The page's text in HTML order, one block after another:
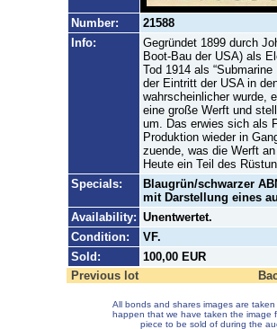
Number:
21588
Info:
Gegründet 1899 durch
Boot-Bau der USA) als
Tod 1914 als
der Eintritt der USA in
wahrscheinlicher wurde,
eine große Werft und
um. Das erwies sich als
Produktion wieder in
zuende, was die Werft
Heute ein Teil des
Specials:
Blaugrün/schwarzer
mit Darstellung eines
Availability: Unentwertet.
Condition:
VF.
Sold:
100,00 EUR
Previous lot
All bonds and shares images are
happen that we have taken the image
piece to be sold of during the